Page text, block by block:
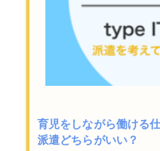
育児をしながら働ける
派遣どちらがいい？